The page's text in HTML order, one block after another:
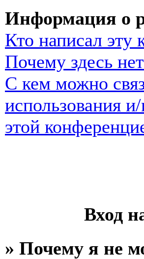
Информация о
Кто написал эту
Почему здесь
С кем можно
использования
этой
Вход
» Почему я не